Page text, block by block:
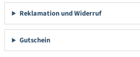
Reklamation und Widerruf
Gutschein